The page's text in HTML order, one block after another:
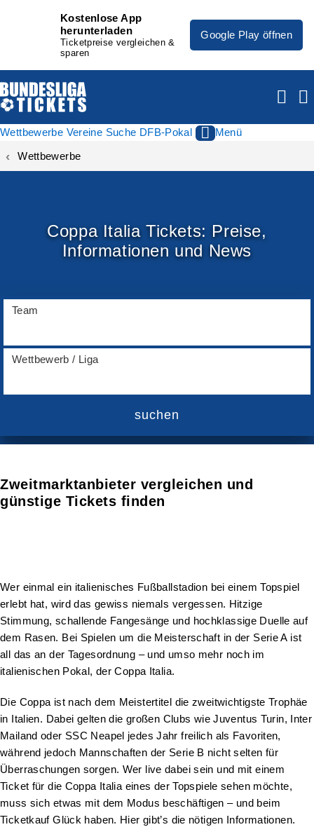
Kostenlose App
herunterladen
Ticketpreise vergleichen &
sparen
Google Play öffnen
Wettbewerbe Vereine Suche DFB-Pokal
Menü
Wettbewerbe
Coppa Italia Tickets: Preise,
Informationen und News
Team
Wettbewerb / Liga
suchen
Zweitmarktanbieter vergleichen und
günstige Tickets finden
Wer einmal ein italienisches Fußballstadion bei einem Topspiel
erlebt hat, wird das gewiss niemals vergessen. Hitzige
Stimmung, schallende Fangesänge und hochklassige Duelle auf
dem Rasen. Bei Spielen um die Meisterschaft in der Serie A ist
all das an der Tagesordnung – und umso mehr noch im
italienischen Pokal, der Coppa Italia.
Die Coppa ist nach dem Meistertitel die zweitwichtigste Trophäe
in Italien. Dabei gelten die großen Clubs wie Juventus Turin, Inter
Mailand oder SSC Neapel jedes Jahr freilich als Favoriten,
während jedoch Mannschaften der Serie B nicht selten für
Überraschungen sorgen. Wer live dabei sein und mit einem
Ticket für die Coppa Italia eines der Topspiele sehen möchte,
muss sich etwas mit dem Modus beschäftigen – und beim
Ticketkauf Glück haben. Hier gibt’s die nötigen Informationen.